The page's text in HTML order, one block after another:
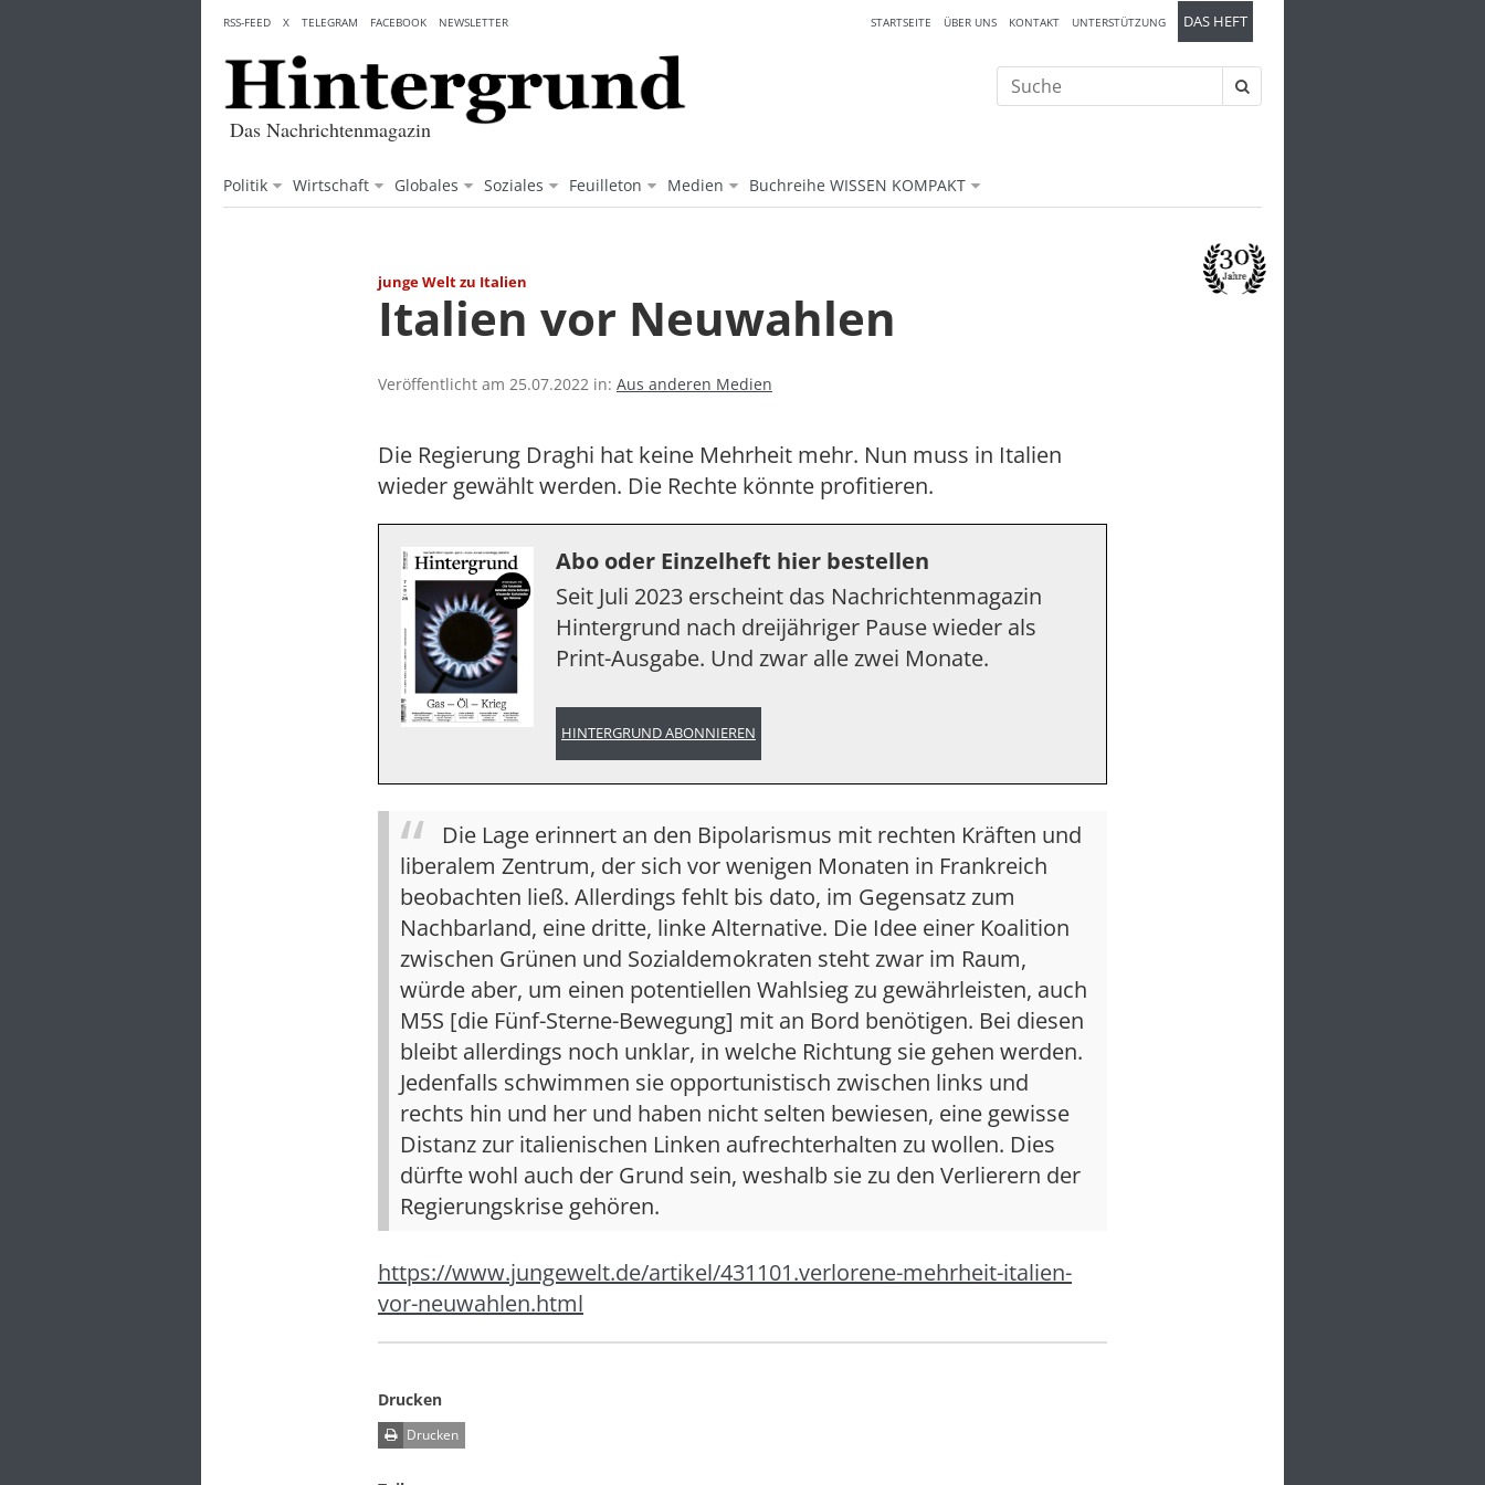
content
Das Nachrichtenmagazin
Politik Wirtschaft Globales Soziales Feuilleton Medien Buchreihe WISSEN KOMPAKT
STARTSEITE ÜBER UNS KONTAKT UNTERSTÜTZUNG DAS HEFT
RSS-FEED X TELEGRAM FACEBOOK NEWSLETTER
Suche
nach:
junge Welt zu Italien
Italien vor Neuwahlen
Veröffentlicht am 25.07.2022 in: Aus anderen Medien
Die Regierung Draghi hat keine Mehrheit mehr. Nun muss in Italien
wieder gewählt werden. Die Rechte könnte profitieren.
Abo oder Einzelheft hier bestellen
Seit Juli 2023 erscheint das Nachrichtenmagazin
Hintergrund nach dreijähriger Pause wieder als
Print-Ausgabe. Und zwar alle zwei Monate.
HINTERGRUND ABONNIEREN
Die Lage erinnert an den Bipolarismus mit rechten Kräften und
liberalem Zentrum, der sich vor wenigen Monaten in Frankreich
beobachten ließ. Allerdings fehlt bis dato, im Gegensatz zum
Nachbarland, eine dritte, linke Alternative. Die Idee einer Koalition
zwischen Grünen und Sozialdemokraten steht zwar im Raum,
würde aber, um einen potentiellen Wahlsieg zu gewährleisten, auch
M5S [die Fünf-Sterne-Bewegung] mit an Bord benötigen. Bei diesen
bleibt allerdings noch unklar, in welche Richtung sie gehen werden.
Jedenfalls schwimmen sie opportunistisch zwischen links und
rechts hin und her und haben nicht selten bewiesen, eine gewisse
Distanz zur italienischen Linken aufrechterhalten zu wollen. Dies
dürfte wohl auch der Grund sein, weshalb sie zu den Verlierern der
Regierungskrise gehören.
https://www.jungewelt.de/artikel/431101.verlorene-mehrheit-italien-
vor-neuwahlen.html
Drucken
Drucken